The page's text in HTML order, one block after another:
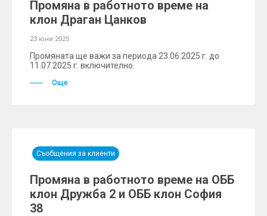
Промяна в работното време на
клон Драган Цанков
23 юни 2025
Промяната ще важи за периода 23.06.2025 г. до
11.07.2025 г. включително.
Още
Съобщения за клиенти
Промяна в работното време на ОББ
клон Дружба 2 и ОББ клон София
38